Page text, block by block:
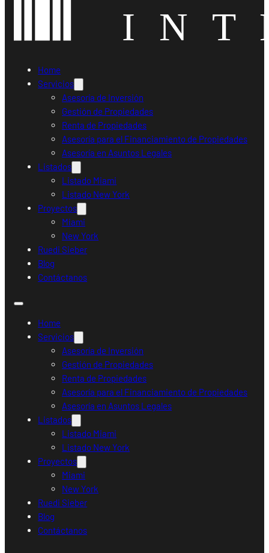
Home
Servicios
Asesoría de Inversión
Gestión de Propiedades
Renta de Propiedades
Asesoría para el Financiamiento de Propiedades
Asesoría en Asuntos Legales
Listados
Listado Miami
Listado New York
Proyectos
Miami
New York
Ruedi Sieber
Blog
Contáctanos
Home
Servicios
Asesoría de Inversión
Gestión de Propiedades
Renta de Propiedades
Asesoría para el Financiamiento de Propiedades
Asesoría en Asuntos Legales
Listados
Listado Miami
Listado New York
Proyectos
Miami
New York
Ruedi Sieber
Blog
Contáctanos